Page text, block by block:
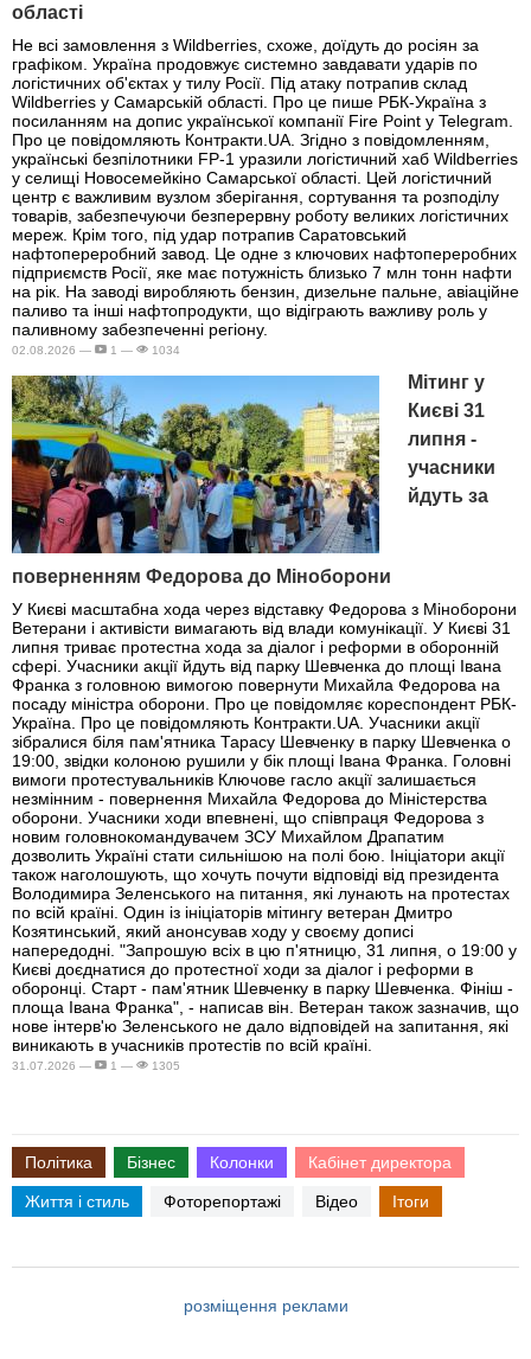
області
Не всі замовлення з Wildberries, схоже, доїдуть до росіян за
графіком. Україна продовжує системно завдавати ударів по
логістичних об'єктах у тилу Росії. Під атаку потрапив склад
Wildberries у Самарській області. Про це пише РБК-Україна з
посиланням на допис української компанії Fire Point у Telegram.
Про це повідомляють Контракти.UA. Згідно з повідомленням,
українські безпілотники FP-1 уразили логістичний хаб Wildberries
у селищі Новосемейкіно Самарської області. Цей логістичний
центр є важливим вузлом зберігання, сортування та розподілу
товарів, забезпечуючи безперервну роботу великих логістичних
мереж. Крім того, під удар потрапив Саратовський
нафтопереробний завод. Це одне з ключових нафтопереробних
підприємств Росії, яке має потужність близько 7 млн тонн нафти
на рік. На заводі виробляють бензин, дизельне пальне, авіаційне
паливо та інші нафтопродукти, що відіграють важливу роль у
паливному забезпеченні регіону.
02.08.2026 — 1 — 1034
Мітинг у
Києві 31
липня -
учасники
йдуть за
поверненням Федорова до Міноборони
У Києві масштабна хода через відставку Федорова з Міноборони
Ветерани і активісти вимагають від влади комунікації. У Києві 31
липня триває протестна хода за діалог і реформи в оборонній
сфері. Учасники акції йдуть від парку Шевченка до площі Івана
Франка з головною вимогою повернути Михайла Федорова на
посаду міністра оборони. Про це повідомляє кореспондент РБК-
Україна. Про це повідомляють Контракти.UA. Учасники акції
зібралися біля пам'ятника Тарасу Шевченку в парку Шевченка о
19:00, звідки колоною рушили у бік площі Івана Франка. Головні
вимоги протестувальників Ключове гасло акції залишається
незмінним - повернення Михайла Федорова до Міністерства
оборони. Учасники ходи впевнені, що співпраця Федорова з
новим головнокомандувачем ЗСУ Михайлом Драпатим
дозволить Україні стати сильнішою на полі бою. Ініціатори акції
також наголошують, що хочуть почути відповіді від президента
Володимира Зеленського на питання, які лунають на протестах
по всій країні. Один із ініціаторів мітингу ветеран Дмитро
Козятинський, який анонсував ходу у своєму дописі
напередодні. "Запрошую всіх в цю п'ятницю, 31 липня, о 19:00 у
Києві доєднатися до протестної ходи за діалог і реформи в
оборонці. Старт - пам'ятник Шевченку в парку Шевченка. Фініш -
площа Івана Франка", - написав він. Ветеран також зазначив, що
нове інтерв'ю Зеленського не дало відповідей на запитання, які
виникають в учасників протестів по всій країні.
31.07.2026 — 1 — 1305
Політика Бізнес Колонки Кабінет директора
Життя і стиль Фоторепортажі Відео Ітоги
розміщення реклами